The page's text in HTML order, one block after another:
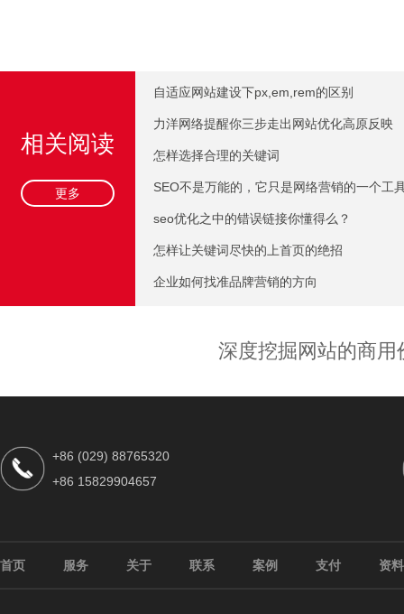
相关阅读
更多
自适应网站建设下px,em,rem的区别
力洋网络提醒你三步走出网站优化高原反映
怎样选择合理的关键词
SEO不是万能的，它只是网络营销的一个工
seo优化之中的错误链接你懂得么？
怎样让关键词尽快的上首页的绝招
企业如何找准品牌营销的方向
深度挖掘网站的商
+86 (029) 88765320
+86 15829904657
首页 服务 关于 联系 案例 支付 资料